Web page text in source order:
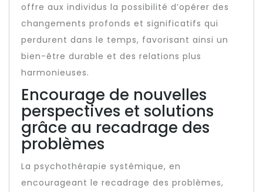
offre aux individus la possibilité d’opérer des
changements profonds et significatifs qui
perdurent dans le temps, favorisant ainsi un
bien-être durable et des relations plus
harmonieuses.
Encourage de nouvelles
perspectives et solutions
grâce au recadrage des
problèmes
La psychothérapie systémique, en
encourageant le recadrage des problèmes,